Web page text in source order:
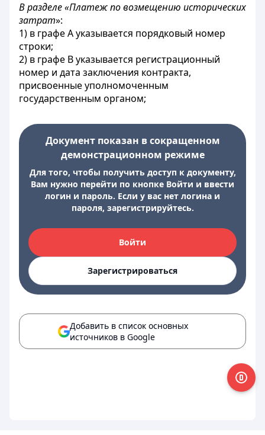
В разделе «Платеж по возмещению исторических
затрат»:
1) в графе А указывается порядковый номер
строки;
2) в графе В указывается регистрационный
номер и дата заключения контракта,
присвоенные уполномоченным
государственным органом;
Документ показан в сокращенном
демонстрационном режиме
Для того, чтобы получить доступ к документу,
Вам нужно перейти по кнопке Войти и ввести
логин и пароль. Если у вас нет логина и
пароля, зарегистрируйтесь.
Войти
Зарегистрироваться
Добавить в список основных
источников в Google